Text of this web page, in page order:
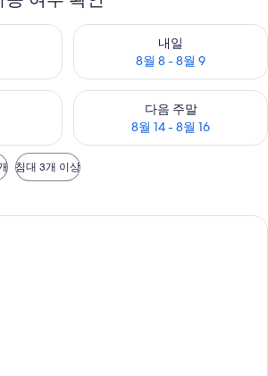
확인, 8월 7 - 8월 8
내일
8월 8 - 8월 9
내일 예약 가능 여부 확인, 8월
확인, 8월 7 - 8월 9
다음 주말
8월 14 - 8월 16
다음 주말 예약 가능 여부 확인,
침대 3개 이상